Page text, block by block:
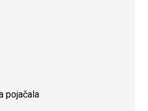
pojačala